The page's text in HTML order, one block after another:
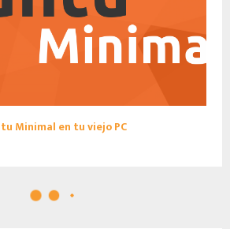
Minimal en tu viejo PC